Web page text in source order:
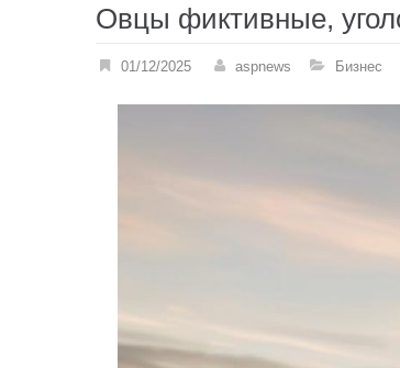
Овцы фиктивные,
01/12/2025 aspnews Бизнес